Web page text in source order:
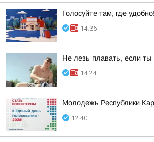
Голосуйте там, где удобно!
14:36
Не лезь плавать, если ты
14:24
Молодежь Республики
12:40